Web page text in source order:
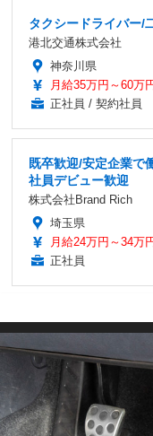
タクシードライバー/
港北交通株式会社
神奈川県
月給35万円～60万
正社員 / 契約社員
既卒歓迎/安定企業で
社員デビュー歓迎
株式会社Brand Rich
埼玉県
月給24万円～34万
正社員